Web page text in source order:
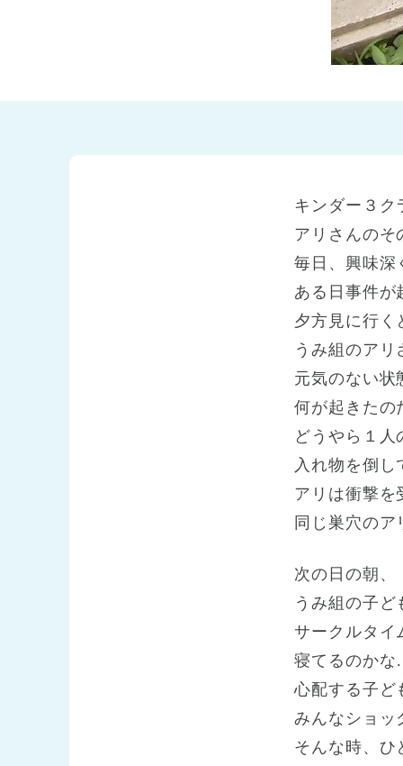
キンダー３ク
アリさんのそ
毎日、興味深
ある日事件が
夕方見に行く
うみ組のア
元気のない状
何が起きたの
どうやら１人
入れ物を倒し
アリは衝撃を
同じ巣穴の
次の日の朝、
うみ組の子
サークルタイ
寝てるのか
心配する子ど
みんなショッ
そんな時、ひ